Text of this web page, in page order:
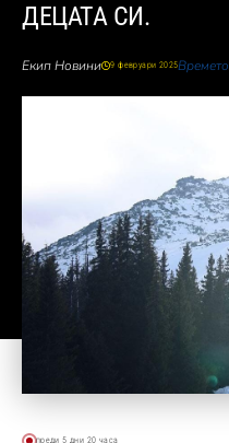
ДЕЦАТА СИ.
Екип Новини 9 февруари 2025Времето
преди 5 дни 20 часа